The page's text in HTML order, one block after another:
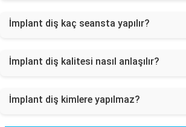
İmplant diş kaç seansta yapılır?
İmplant diş kalitesi nasıl anlaşılır?
İmplant diş kimlere yapılmaz?